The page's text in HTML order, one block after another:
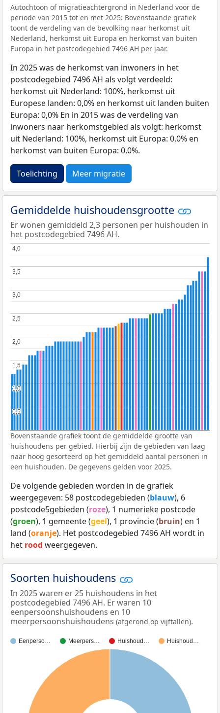
Autochtoon of migratieachtergrond in Nederland voor de
periode van 2015 tot en met 2025: Bovenstaande grafiek
toont de verdeling van de bevolking naar herkomst uit
Nederland, herkomst uit Europa en herkomst van buiten
Europa in het postcodegebied 7496 AH per jaar.
In 2025 was de herkomst van inwoners in het
postcodegebied 7496 AH als volgt verdeeld:
herkomst uit Nederland: 100%, herkomst uit
Europese landen: 0,0% en herkomst uit landen buiten
Europa: 0,0% En in 2015 was de verdeling van
inwoners naar herkomstgebied als volgt: herkomst
uit Nederland: 100%, herkomst uit Europa: 0,0% en
herkomst van buiten Europa: 0,0%.
Toelichting Meer migratie
Gemiddelde huishoudensgrootte
Er wonen gemiddeld 2,3 personen per huishouden in
het postcodegebied 7496 AH.
0,5
0,5
1,0
1,0
1,5
1,5
2,0
2,0
2,5
2,5
3,0
3,0
3,5
3,5
4,0
4,0
Bovenstaande grafiek toont de gemiddelde grootte van
huishoudens per gebied. Hierbij zijn de gebieden van laag
naar hoog gesorteerd op het gemiddeld aantal personen in
een huishouden. De gegevens gelden voor 2025.
De volgende gebieden worden in de grafiek
weergegeven: 58 postcodegebieden (blauw), 6
postcode5gebieden (roze), 1 numerieke postcode
(groen), 1 gemeente (geel), 1 provincie (bruin) en 1
land (oranje). Het postcodegebied 7496 AH wordt in
het rood weergegeven.
Soorten huishoudens
In 2025 waren er 25 huishoudens in het
postcodegebied 7496 AH. Er waren 10
eenpersoonshuishoudens en 10
meerpersoonshuishoudens (afgerond op vijftallen).
Eenperso… Meerpers… Huishoud… Huishoud…